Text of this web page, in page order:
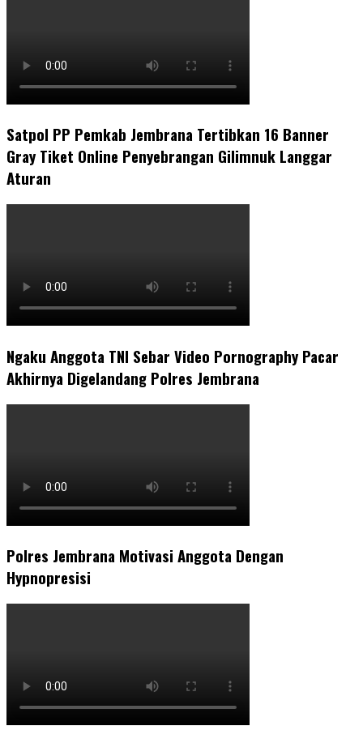
Satpol PP Pemkab Jembrana Tertibkan 16 Banner
Gray Tiket Online Penyebrangan Gilimnuk Langgar
Aturan
Ngaku Anggota TNI Sebar Video Pornography Pacar
Akhirnya Digelandang Polres Jembrana
Polres Jembrana Motivasi Anggota Dengan
Hypnopresisi